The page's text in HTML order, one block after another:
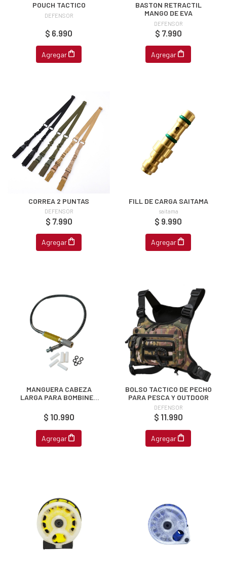
POUCH TACTICO
DEFENSOR
$ 6.990
Agregar
BASTON RETRACTIL
MANGO DE EVA
DEFENSOR
$ 7.990
Agregar
CORREA 2 PUNTAS
DEFENSOR
$ 7.990
Agregar
FILL DE CARGA SAITAMA
saitama
$ 9.990
Agregar
MANGUERA CABEZA
LARGA PARA BOMBINES
$ 10.990
Agregar
BOLSO TACTICO DE PECHO
PARA PESCA Y OUTDOOR
DEFENSOR
$ 11.990
Agregar